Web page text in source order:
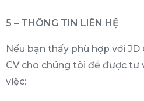
5 – THÔNG TIN LIÊN HỆ
Nếu bạn thấy phù hợp với
CV cho chúng tôi để được tư
việc: